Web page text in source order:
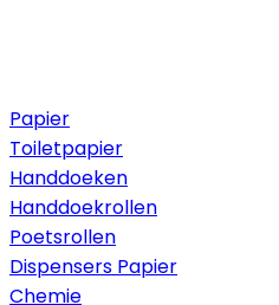
Papier
Toiletpapier
Handdoeken
Handdoekrollen
Poetsrollen
Dispensers Papier
Chemie